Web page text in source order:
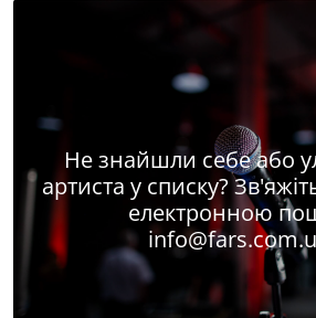
Не знайшли себе або
артиста у списку?
електронною